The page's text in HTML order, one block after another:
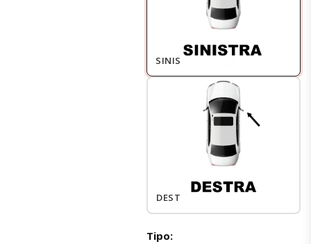
SINISTRO
DESTRO
Tipo: